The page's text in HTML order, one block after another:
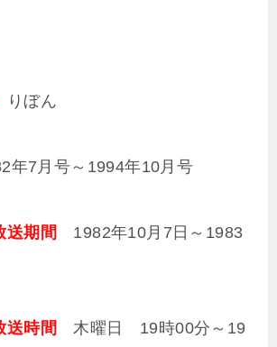
ぼん
年7月号～1994年10月号
送期間 1982年10月7日～1983
送時間 木曜日 19時00分～19